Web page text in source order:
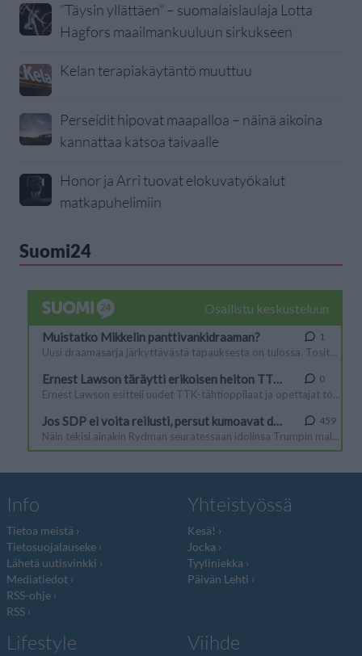
”Täysin yllättäen” – suomalaislaulaja Lotta
Hagfors maailmankuuluun sirkukseen
Kelan terapiakäytäntö muuttuu
Perseidit hipovat maapalloa – näinä aikoina
kannattaa katsoa taivaalle
Honor ja Arri tuovat elokuvatyökalut
matkapuhelimiin
Suomi24
Info
Tietoa meistä
Tietosuojalauseke
Lähetä uutisvinkki
Mediatiedot
RSS-ohje
RSS
Yhteistyössä
Kesä!
Jocka
Tyyliniekka
Päivän Lehti
Lifestyle Viihde